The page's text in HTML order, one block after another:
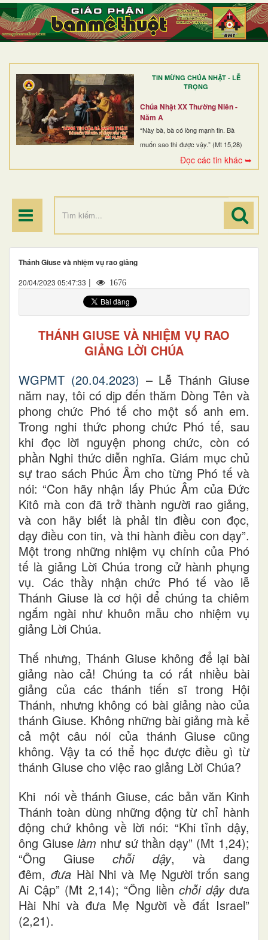
TIN MỪNG CHÚA NHẬT - LỄ
TRỌNG
Chúa Nhật XX Thường Niên -
Năm A
“Này bà, bà có lòng mạnh tin. Bà
muốn sao thì được vậy.” (Mt 15,28)
Đọc các tin khác ➥
TRANG NHẤT
GIỚI THIỆU
DÒNG TU
BAN MỤC VỤ
ĐOÀN THỂ CG
Thánh Giuse và nhiệm vụ rao giảng
20/04/2023 05:47:33 | 1676
THÁNH GIUSE VÀ NHIỆM VỤ RAO
GIẢNG LỜI CHÚA
WGPMT (20.04.2023) – Lễ Thánh Giuse
năm nay, tôi có dịp đến thăm Dòng Tên và
phong chức Phó tế cho một số anh em.
Trong nghi thức phong chức Phó tế, sau
khi đọc lời nguyện phong chức, còn có
phần Nghi thức diễn nghĩa. Giám mục chủ
sự trao sách Phúc Âm cho từng Phó tế và
nói: “Con hãy nhận lấy Phúc Âm của Đức
Kitô mà con đã trở thành người rao giảng,
và con hãy biết là phải tin điều con đọc,
dạy điều con tin, và thi hành điều con dạy”.
Một trong những nhiệm vụ chính của Phó
tế là giảng Lời Chúa trong cử hành phụng
vụ. Các thầy nhận chức Phó tế vào lễ
Thánh Giuse là cơ hội để chúng ta chiêm
ngắm ngài như khuôn mẫu cho nhiệm vụ
giảng Lời Chúa.
Thế nhưng, Thánh Giuse không để lại bài
giảng nào cả! Chúng ta có rất nhiều bài
giảng của các thánh tiến sĩ trong Hội
Thánh, nhưng không có bài giảng nào của
thánh Giuse. Không những bài giảng mà kể
cả một câu nói của thánh Giuse cũng
không. Vậy ta có thể học được điều gì từ
thánh Giuse cho việc rao giảng Lời Chúa?
Khi nói về thánh Giuse, các bản văn Kinh
Thánh toàn dùng những động từ chỉ hành
động chứ không về lời nói: “Khi tỉnh dậy,
ông Giuselàm như sứ thần dạy” (Mt 1,24);
“Ông Giusechỗi dậy, và đang
đêm, đưa Hài Nhi và Mẹ Người trốn sang
Ai Cập” (Mt 2,14); “Ông liền chỗi dậyđưa
Hài Nhi và đưa Mẹ Người về đất Israel”
(2,21).